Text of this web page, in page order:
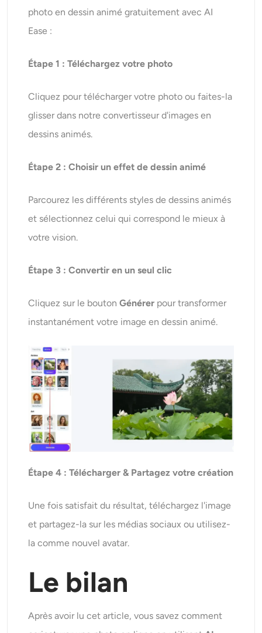
photo en dessin animé gratuitement avec AI
Ease :
Étape 1 : Téléchargez votre photo
Cliquez pour télécharger votre photo ou faites-la
glisser dans notre convertisseur d'images en
dessins animés.
Étape 2 : Choisir un effet de dessin animé
Parcourez les différents styles de dessins animés
et sélectionnez celui qui correspond le mieux à
votre vision.
Étape 3 : Convertir en un seul clic
Cliquez sur le boutonGénérer pour transformer
instantanément votre image en dessin animé.
Étape 4 : Télécharger& Partagez votre création
Une fois satisfait du résultat, téléchargez l'image
et partagez-la sur les médias sociaux ou utilisez-
la comme nouvel avatar.
Le bilan
Après avoir lu cet article, vous savez comment